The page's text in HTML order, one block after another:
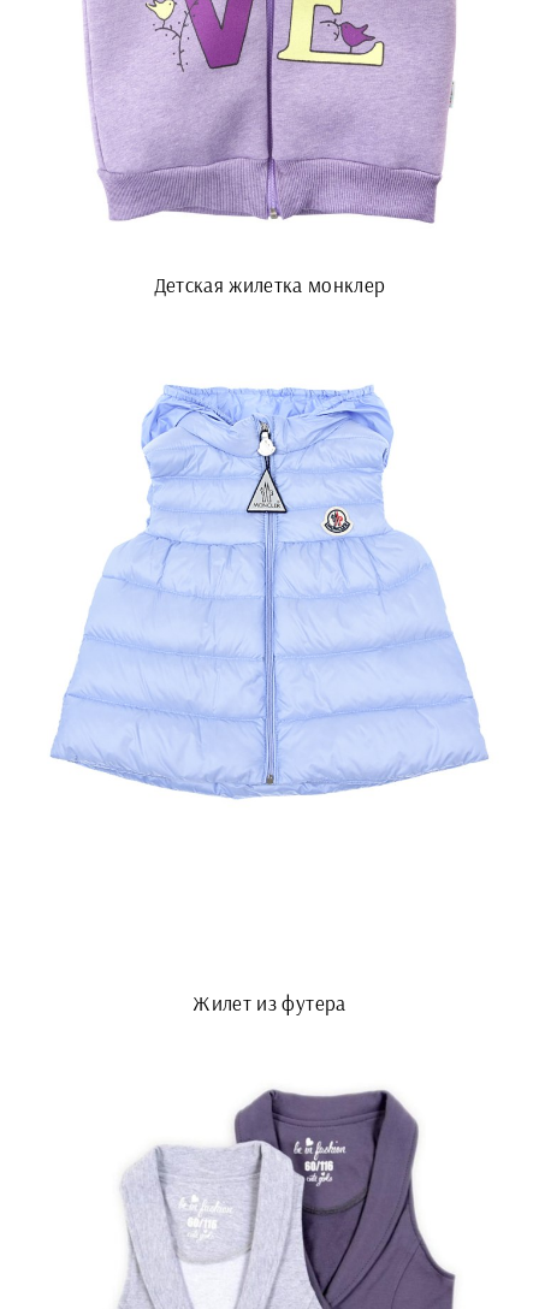
Детская жилетка монклер
Жилет из футера